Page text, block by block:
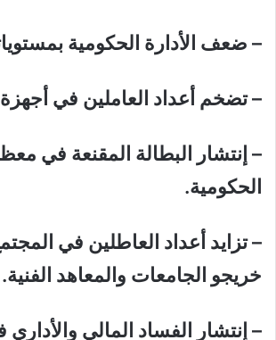
– ضعف الأدارة الحكومية
– تضخم أعداد العاملين في أجهزة
– إنتشار البطالة المقنعة في
الحكومية.
– تزايد أعداد العاطلين في
خريجو الجامعات والمعاهد الفنية.
– إنتشار الفساد المالي والأداري